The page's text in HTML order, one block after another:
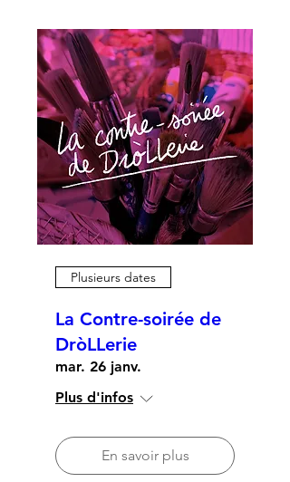
Plusieurs dates
La Contre-soirée de
DròLLerie
mar. 26 janv.
Plus d'infos
En savoir plus